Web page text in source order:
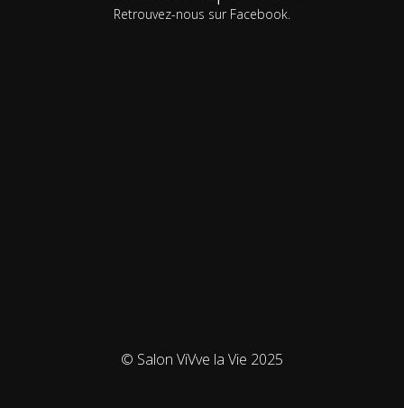
Retrouvez-nous sur Facebook.
© Salon ViVve la Vie 2025